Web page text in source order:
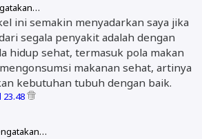
ini semakin menyadarkan saya jika
segala penyakit adalah dengan
hidup sehat, termasuk pola makan
makanan sehat, artinya
kebutuhan tubuh dengan baik.
23.48